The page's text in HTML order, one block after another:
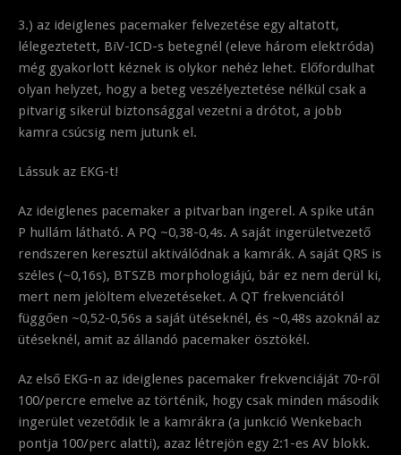
3.) az ideiglenes pacemaker felvezetése egy altatott,
lélegeztetett, BiV-ICD-s betegnél (eleve három elektróda)
még gyakorlott kéznek is olykor nehéz lehet. Előfordulhat
olyan helyzet, hogy a beteg veszélyeztetése nélkül csak a
pitvarig sikerül biztonsággal vezetni a drótot, a jobb
kamra csúcsig nem jutunk el.
Lássuk az EKG-t!
Az ideiglenes pacemaker a pitvarban ingerel. A spike után
P hullám látható. A PQ ~0,38-0,4s. A saját ingerületvezető
rendszeren keresztül aktiválódnak a kamrák. A saját QRS is
széles (~0,16s), BTSZB morphologiájú, bár ez nem derül ki,
mert nem jelöltem elvezetéseket. A QT frekvenciától
függően ~0,52-0,56s a saját ütéseknél, és ~0,48s azoknál az
ütéseknél, amit az állandó pacemaker ösztökél.
Az első EKG-n az ideiglenes pacemaker frekvenciáját 70-ről
100/percre emelve az történik, hogy csak minden második
ingerület vezetődik le a kamrákra (a junkció Wenkebach
pontja 100/perc alatti), azaz létrejön egy 2:1-es AV blokk.